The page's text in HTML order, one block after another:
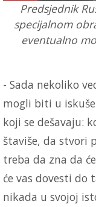
Predsjednik
specijalnom
eventualno
- Sada nekoliko
mogli biti u
koji se dešavaju:
štaviše, da stvori
treba da zna da
će vas dovesti do
nikada u svojoj